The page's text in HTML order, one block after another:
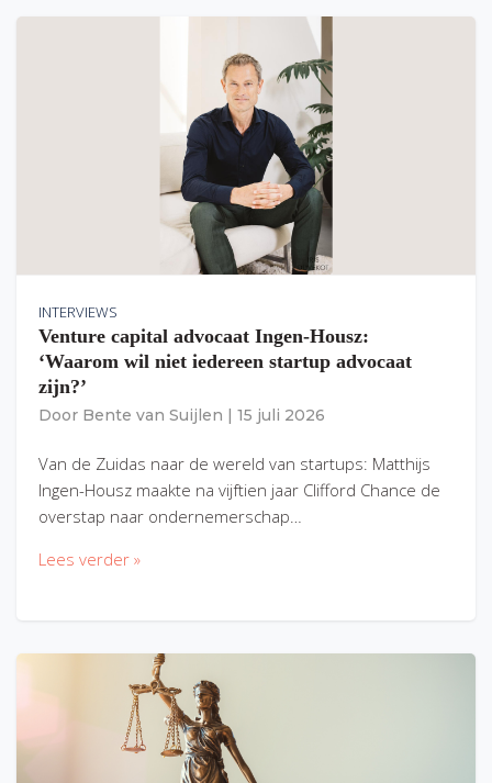
INTERVIEWS
Venture capital advocaat Ingen-Housz:
‘Waarom wil niet iedereen startup advocaat
zijn?’
Door Bente van Suijlen 15 juli 2026
Van de Zuidas naar de wereld van startups: Matthijs
Ingen-Housz maakte na vijftien jaar Clifford Chance de
overstap naar ondernemerschap…
Lees verder »